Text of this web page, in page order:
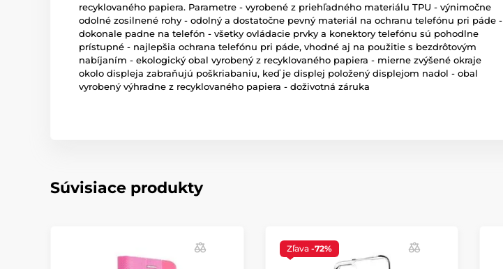
recyklovaného papiera. Parametre - vyrobené z priehľadného materiálu TPU - výnimočne
odolné zosilnené rohy - odolný a dostatočne pevný materiál na ochranu telefónu pri páde -
dokonale padne na telefón - všetky ovládacie prvky a konektory telefónu sú pohodlne
prístupné - najlepšia ochrana telefónu pri páde, vhodné aj na použitie s bezdrôtovým
nabíjaním - ekologický obal vyrobený z recyklovaného papiera - mierne zvýšené okraje
okolo displeja zabraňujú poškriabaniu, keď je displej položený displejom nadol - obal
vyrobený výhradne z recyklovaného papiera - doživotná záruka
Súvisiace produkty
Zľava -72%